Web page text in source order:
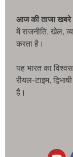
आज की ताजा खबरे
में राजनीति, खेल,
करता है।
यह भारत का
रीयल-टाइम,
है।